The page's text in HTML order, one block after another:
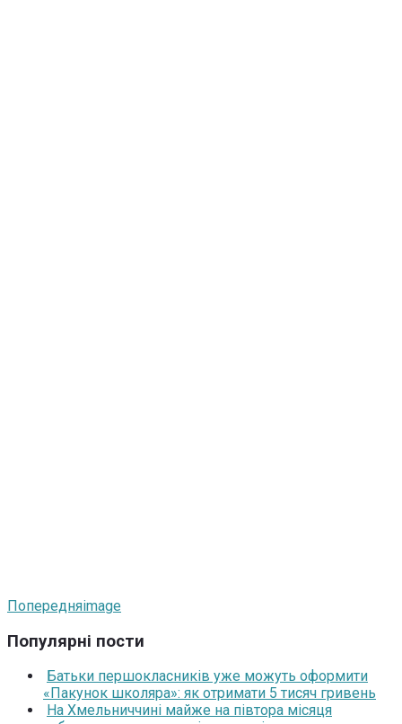
Попередняimage
Популярні пости
Батьки першокласників уже можуть оформити
«Пакунок школяра»: як отримати 5 тисяч гривень
На Хмельниччині майже на півтора місяця